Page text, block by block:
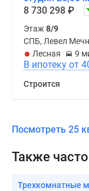
8 730 298 ₽
Этаж8/9
СПБ, Левел
Лесная
9
В
Строится
Посмотреть 25
Также
Трехкомнатные